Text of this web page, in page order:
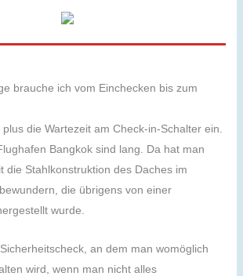
brauche ich vom Einchecken bis zum
die Wartezeit am Check-in-Schalter ein.
Bangkok sind lang. Da hat man
die Stahlkonstruktion des Daches im
die übrigens von einer
wurde.
an dem man womöglich
wird, wenn man nicht alles